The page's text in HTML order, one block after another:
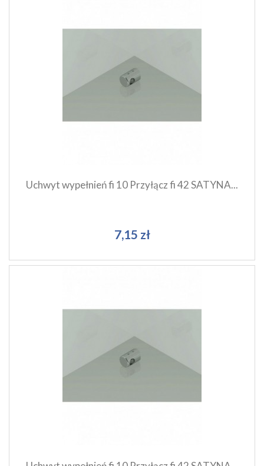
Dodaj do koszyka
Uchwyt wypełnień fi 10 Przyłącz fi 42 SATYNA...
7,15 zł
Dodaj do koszyka